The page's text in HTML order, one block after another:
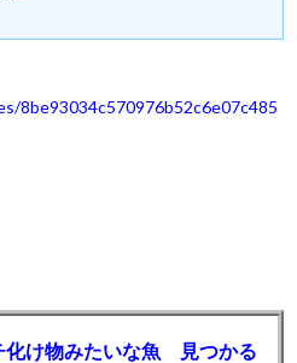
8be93034c570976b52c6e07c485
化け物みたいな魚 見つかる